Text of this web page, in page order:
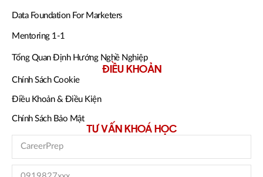
Data Foundation For Marketers
Mentoring 1-1
Tổng Quan Định Hướng Nghề Nghiệp
ĐIỀU KHOẢN
Chính Sách Cookie
Điều Khoản & Điều Kiện
Chính Sách Bảo Mật
TƯ VẤN KHOÁ HỌC